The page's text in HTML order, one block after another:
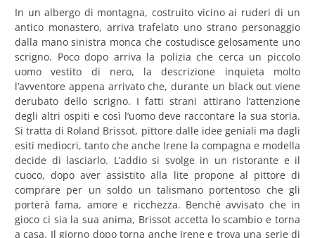
In un albergo di montagna, costruito vicino ai ruderi di un
antico monastero, arriva trafelato uno strano personaggio
dalla mano sinistra monca che costudisce gelosamente uno
scrigno. Poco dopo arriva la polizia che cerca un piccolo
uomo vestito di nero, la descrizione inquieta molto
l’avventore appena arrivato che, durante un black out viene
derubato dello scrigno. I fatti strani attirano l’attenzione
degli altri ospiti e così l’uomo deve raccontare la sua storia.
Si tratta di Roland Brissot, pittore dalle idee geniali ma dagli
esiti mediocri, tanto che anche Irene la compagna e modella
decide di lasciarlo. L’addio si svolge in un ristorante e il
cuoco, dopo aver assistito alla lite propone al pittore di
comprare per un soldo un talismano portentoso che gli
porterà fama, amore e ricchezza. Benché avvisato che in
gioco ci sia la sua anima, Brissot accetta lo scambio e torna
a casa. Il giorno dopo torna anche Irene e trova una serie di